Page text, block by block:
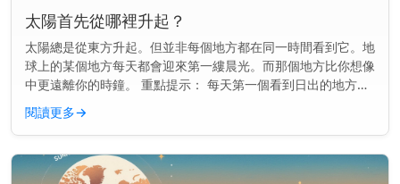
太陽首先從哪裡升起？
太陽總是從東方升起。但並非每個地方都在同一時間看到它。地
球上的某個地方每天都會迎來第一縷晨光。而那個地方比你想像
中更遠離你的時鐘。 重點提示： 每天第一個看到日出的地方通
常是一個名叫吉里巴斯的小島國，位於國際日期變更線附近。
地球如何決定誰...
閱讀更多→